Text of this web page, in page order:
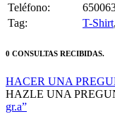
Teléfono:
Tag:
T-Shirt,
0 CONSULTAS RECIBIDAS.
HACER UNA
HAZLE UNA
gr.a”